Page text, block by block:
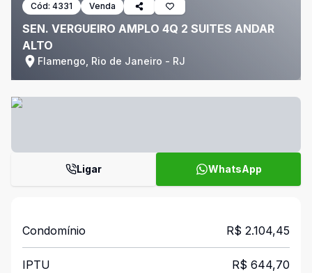
Cód: 4331 Venda
SEN. VERGUEIRO AMPLO 4Q 2 SUITES ANDAR
ALTO
Flamengo, Rio de Janeiro - RJ
Ligar WhatsApp
Condomínio R$ 2.104,45
IPTU R$ 644,70